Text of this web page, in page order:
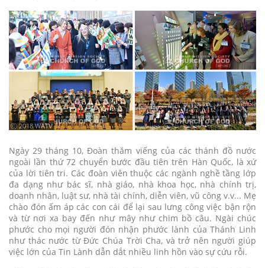
ⓒ 2018 WATV
Ngày 29 tháng 10, Đoàn thăm viếng của các thánh đồ nước
ngoài lần thứ 72 chuyển bước đầu tiên trên Hàn Quốc, là xứ
của lời tiên tri. Các đoàn viên thuộc các ngành nghề tầng lớp
đa dạng như bác sĩ, nhà giáo, nhà khoa học, nhà chính trị,
doanh nhân, luật sư, nhà tài chính, diễn viên, vũ công v.v... Mẹ
chào đón ấm áp các con cái để lại sau lưng công việc bận rộn
và từ nơi xa bay đến như mây như chim bồ câu. Ngài chúc
phước cho mọi người đón nhận phước lành của Thánh Linh
như thác nước từ Đức Chúa Trời Cha, và trở nên người giúp
việc lớn của Tin Lành dẫn dắt nhiều linh hồn vào sự cứu rỗi.